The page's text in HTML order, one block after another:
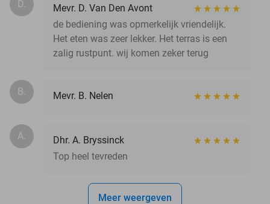
D.
Mevr. D. Van Den Avont
de bediening was opmerkelijk vriendelijk.
Het eten was zeer lekker. Het terras is een
zalig rustpunt. wij komen zeker terug
B. Mevr. B. Nelen
A.
Dhr. A. Bryssinck
Top heel tevreden
Meer weergeven